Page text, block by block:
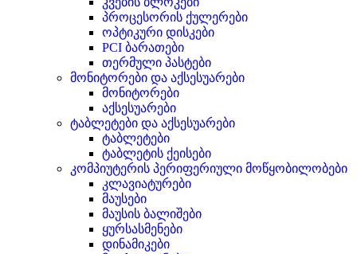
პროცესორის ქულერები
ოპტიკური დისკები
PCI ბარათები
თერმული პასტები
მონიტორები და აქსესუარები
მონიტორები
აქსესუარები
ტაბლეტები და აქსესუარები
ტაბლეტები
ტაბლეტის ქეისები
კომპიუტერის პერიფერიული მოწყობილობები
კლავიატურები
მაუსები
მაუსის ბალიშები
ყურსასმენები
დინამიკები